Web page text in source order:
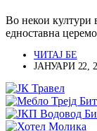
Во некои култури
едноставна
ЧИТАЈ БЕ
ЈАНУАРИ 22,